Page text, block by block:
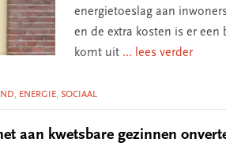
energietoeslag aan
en de extra kosten is er
komt uit ... lees verder
, ENERGIE, SOCIAAL
aan kwetsbare gezinnen